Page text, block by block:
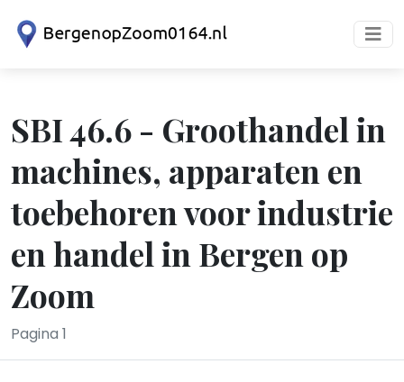
SBI 46.6 - Groothandel in
machines, apparaten en
toebehoren voor industrie
en handel in Bergen op
Zoom
Pagina 1